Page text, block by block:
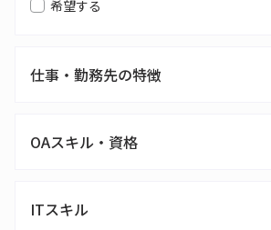
希望する
仕事・勤務先の特徴
OAスキル・資格
ITスキル